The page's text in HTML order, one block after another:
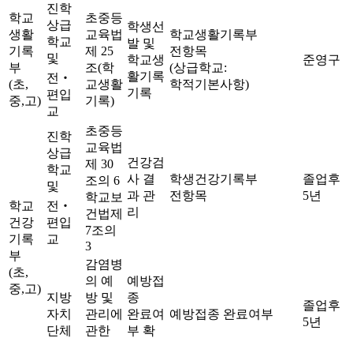
학교
생활
기록
부
(초,
중,고)
진학
상급
학교
및
전‧
편입
교
초중등
교육법
제 25
조(학
교생활
기록)
학생선
발 및
학교생
활기록
기록
학교생활기록부
전항목
(상급학교:
학적기본사항)
준영구
학교
건강
기록
부
(초,
중,고)
진학
상급
학교
및
전‧
편입
교
초중등
교육법
제 30
조의 6
학교보
건법제
7조의
3
건강검
사 결
과 관
리
학생건강기록부
전항목
졸업후
5년
지방
자치
단체
감염병
의 예
방 및
관리에
관한
예방접
종
완료여
부 확
예방접종 완료여부
졸업후
5년